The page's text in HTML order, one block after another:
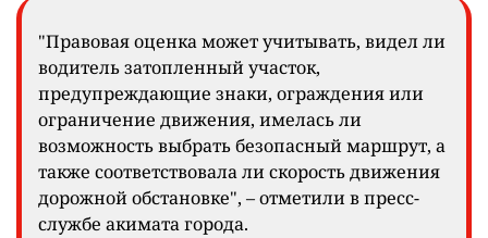
"Правовая оценка может учитывать, видел ли
водитель затопленный участок,
предупреждающие знаки, ограждения или
ограничение движения, имелась ли
возможность выбрать безопасный маршрут, а
также соответствовала ли скорость движения
дорожной обстановке", – отметили в пресс-
службе акимата города.